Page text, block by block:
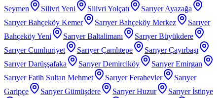
Seymen
Silivri Yeni Silivri Yolçatı
Sarıyer Ayazağa
Sarıyer Bahçeköy Kemer
Sarıyer Bahçeköy Merkez
Sarıyer
Bahçeköy Yeni
Sarıyer Baltalimanı
Sarıyer Büyükdere
Sarıyer Cumhuriyet
Sarıyer Çamlıtepe
Sarıyer Çayırbaşı
Sarıyer Darüşşafaka
Sarıyer Demirciköy
Sarıyer Emirgan
Sarıyer Fatih Sultan Mehmet
Sarıyer Ferahevler
Sarıyer
Garipçe
Sarıyer Gümüşdere Sarıyer Huzur
Sarıyer İstinye